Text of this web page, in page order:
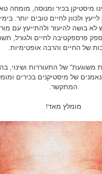
מיסטיקן בכיר ומנוסה, מומחה
ולכוון לחיים טובים יותר.
בושה להיעזר ולהתייעץ עם
פרספקטיבה לחיים ולגורל,
של החיים והרבה אופטימיות.
משוגעת" של התעוררות ושינוי,
של מיסטיקנים בכירים
המתקשר.
מומלץ מאד!